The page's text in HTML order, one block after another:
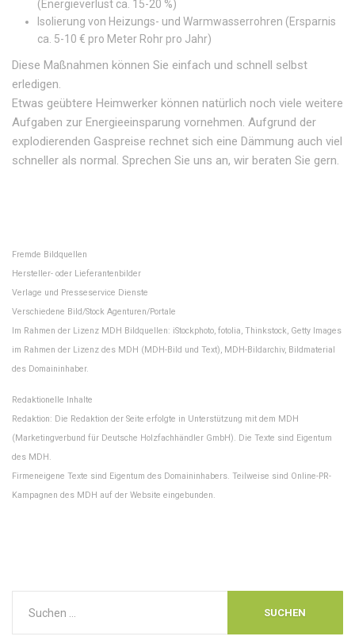
(Energieverlust ca. 15-20 %)
Isolierung von Heizungs- und Warmwasserrohren (Ersparnis
ca. 5-10 € pro Meter Rohr pro Jahr)
Diese Maßnahmen können Sie einfach und schnell selbst
erledigen.
Etwas geübtere Heimwerker können natürlich noch viele weitere
Aufgaben zur Energieeinsparung vornehmen. Aufgrund der
explodierenden Gaspreise rechnet sich eine Dämmung auch viel
schneller als normal. Sprechen Sie uns an, wir beraten Sie gern.
Fremde Bildquellen
Hersteller- oder Lieferantenbilder
Verlage und Presseservice Dienste
Verschiedene Bild/Stock Agenturen/Portale
Im Rahmen der Lizenz MDH Bildquellen: iStockphoto, fotolia, Thinkstock, Getty Images
im Rahmen der Lizenz des MDH (MDH-Bild und Text), MDH-Bildarchiv, Bildmaterial
des Domaininhaber.
Redaktionelle Inhalte
Redaktion: Die Redaktion der Seite erfolgte in Unterstützung mit dem MDH
(Marketingverbund für Deutsche Holzfachhändler GmbH). Die Texte sind Eigentum
des MDH.
Firmeneigene Texte sind Eigentum des Domaininhabers. Teilweise sind Online-PR-
Kampagnen des MDH auf der Website eingebunden.